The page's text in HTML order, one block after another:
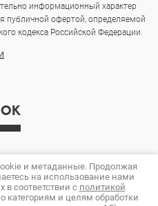
информационный характер
публичной офертой, определяемой
кодекса Российской Федерации.
и метаданные. Продолжая
на использование нами
соответствии с политикой
категориям и целям обработки